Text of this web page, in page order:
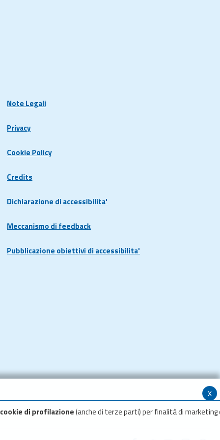
x
cookie di profilazione(anche di terze parti) per finalità di marketing
Note Legali
Privacy
Cookie Policy
Credits
Dichiarazione di accessibilita'
Meccanismo di feedback
Pubblicazione obiettivi di accessibilita'